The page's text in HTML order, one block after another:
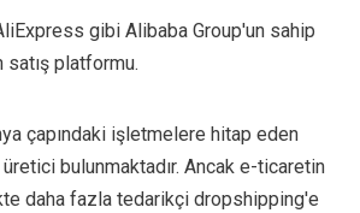
gibi Alibaba Group'un sahip
platformu.
çapındaki işletmelere hitap eden
bulunmaktadır. Ancak e-ticaretin
daha fazla tedarikçi dropshipping'e